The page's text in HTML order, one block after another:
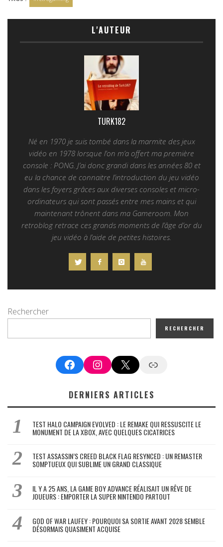
L'AUTEUR
TURK182
Né en 1970 je suis tombé dans la marmite des jeux
vidéo en 1978 lorsque l’on m’a offert ma première
console : PONG. J’ai donc grandi dans les années 80 et
eu la chance de connaitre l’introduction du jeu vidéo
dans les foyers grâces aux diverses consoles et micro-
ordinateurs qui sont passés entre mes mains et qui
maintenant trônent dans ma Gameroom. Mon
retroblog retrace ces grands moments de l’âge d’or du
jeu vidéo à l’aide de petites histoires.
Rechercher
RECHERCHER
FacebookInstagram
X Google News
DERNIERS ARTICLES
TEST HALO CAMPAIGN EVOLVED : LE REMAKE QUI RESSUSCITE LE
MONUMENT DE LA XBOX, AVEC QUELQUES CICATRICES
TEST ASSASSIN’S CREED BLACK FLAG RESYNCED : UN REMASTER
SOMPTUEUX QUI SUBLIME UN GRAND CLASSIQUE
IL Y A 25 ANS, LA GAME BOY ADVANCE RÉALISAIT UN RÊVE DE
JOUEURS : EMPORTER LA SUPER NINTENDO PARTOUT
GOD OF WAR LAUFEY : POURQUOI SA SORTIE AVANT 2028 SEMBLE
DÉSORMAIS QUASIMENT ACQUISE